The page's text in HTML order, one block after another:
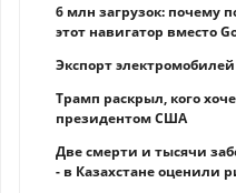
6 млн загрузок: почему
этот навигатор вместо
Экспорт
Трамп раскрыл, кого
президентом США
Две смерти и тысячи
- в Казахстане оценили